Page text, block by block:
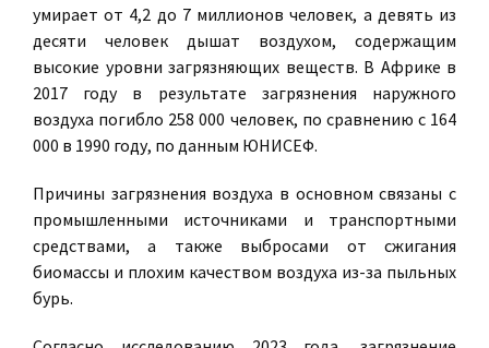
умирает от 4,2 до 7 миллионов человек, а девять из
десяти человек дышат воздухом, содержащим
высокие уровни загрязняющих веществ. В Африке в
2017 году в результате загрязнения наружного
воздуха погибло 258 000 человек, по сравнению с 164
000 в 1990 году, по данным ЮНИСЕФ.
Причины загрязнения воздуха в основном связаны с
промышленными источниками и транспортными
средствами, а также выбросами от сжигания
биомассы и плохим качеством воздуха из-за пыльных
бурь.